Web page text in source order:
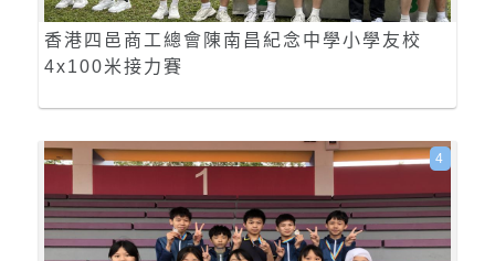
香港四邑商工總會陳南昌紀念中學小學友校
4x100米接力賽
4